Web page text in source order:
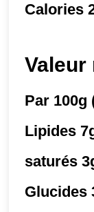
Calories
Par 100g
Lipides
saturés
Glucides